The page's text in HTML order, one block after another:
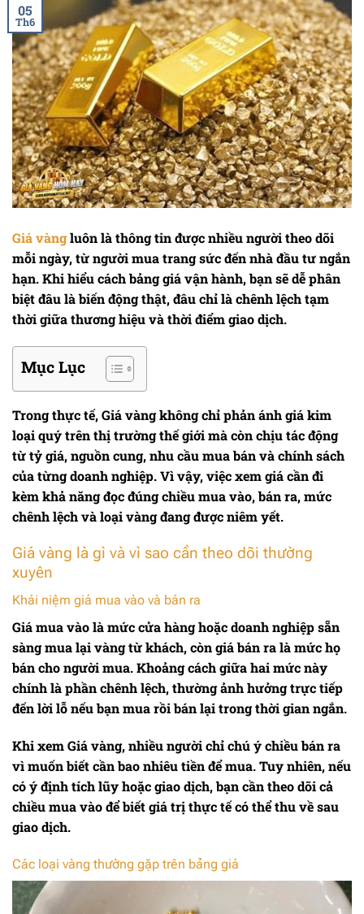
05
Th6
Giá vàngluôn là thông tin được nhiều người theo dõi
mỗi ngày, từ người mua trang sức đến nhà đầu tư ngắn
hạn. Khi hiểu cách bảng giá vận hành, bạn sẽ dễ phân
biệt đâu là biến động thật, đâu chỉ là chênh lệch tạm
thời giữa thương hiệu và thời điểm giao dịch.
Mục Lục
Trong thực tế,Giá vàngkhông chỉ phản ánh giá kim
loại quý trên thị trường thế giới mà còn chịu tác động
từ tỷ giá, nguồn cung, nhu cầu mua bán và chính sách
của từng doanh nghiệp. Vì vậy, việc xem giá cần đi
kèm khả năng đọc đúng chiều mua vào, bán ra, mức
chênh lệch và loại vàng đang được niêm yết.
Giá vàng là gì và vì sao cần theo dõi thường
xuyên
Khái niệm giá mua vào và bán ra
Giá mua vào là mức cửa hàng hoặc doanh nghiệp sẵn
sàng mua lại vàng từ khách, còn giá bán ra là mức họ
bán cho người mua. Khoảng cách giữa hai mức này
chính là phần chênh lệch, thường ảnh hưởng trực tiếp
đến lời lỗ nếu bạn mua rồi bán lại trong thời gian ngắn.
Khi xemGiá vàng, nhiều người chỉ chú ý chiều bán ra
vì muốn biết cần bao nhiêu tiền để mua. Tuy nhiên, nếu
có ý định tích lũy hoặc giao dịch, bạn cần theo dõi cả
chiều mua vào để biết giá trị thực tế có thể thu về sau
giao dịch.
Các loại vàng thường gặp trên bảng giá